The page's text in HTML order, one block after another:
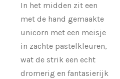
In het midden zit een
met de hand gemaakte
unicorn met een meisje
in zachte pastelkleuren,
wat de strik een echt
dromerig en fantasierijk